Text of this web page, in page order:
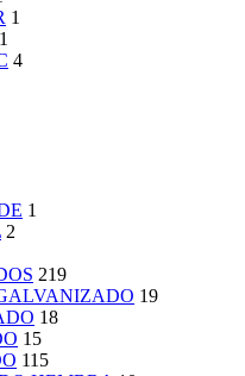
1
1
4
1
2
219
19
18
15
115